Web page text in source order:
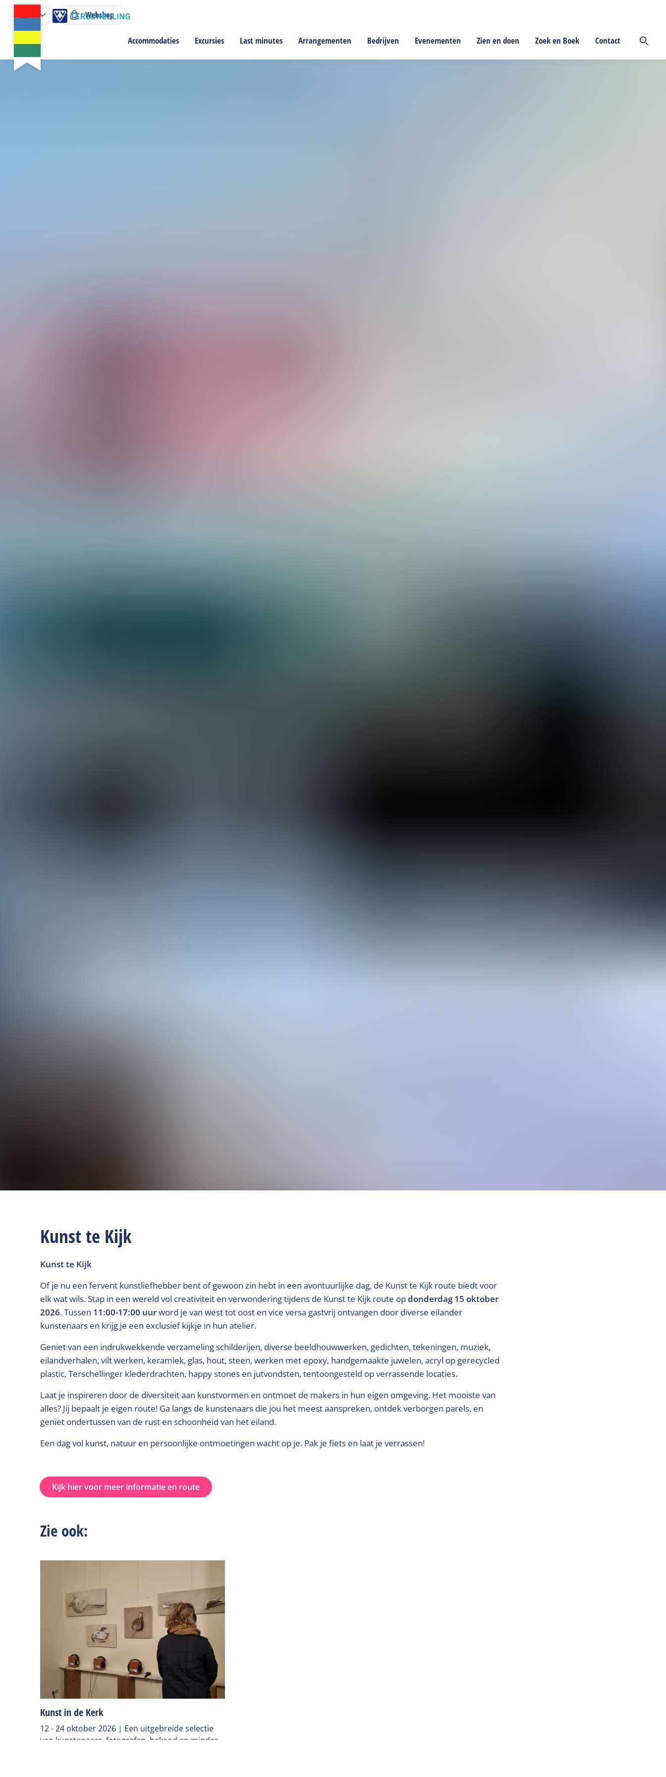
Accommodaties Excursies Last minutes Arrangementen Bedrijven Evenementen Zien en doen Zoek en Boek Contact
Webshop
Kunst te Kijk
Kunst te Kijk
Of je nu een fervent kunstliefhebber bent of gewoon zin hebt in een avontuurlijke dag, de Kunst te Kijk route biedt voor
elk wat wils. Stap in een wereld vol creativiteit en verwondering tijdens de Kunst te Kijk route opdonderdag 15 oktober
2026. Tussen 11:00-17:00 uurword je van west tot oost en vice versa gastvrij ontvangen door diverse eilander
kunstenaars en krijg je een exclusief kijkje in hun atelier.
Geniet van een indrukwekkende verzameling schilderijen, diverse beeldhouwwerken, gedichten, tekeningen, muziek,
eilandverhalen, vilt werken, keramiek, glas, hout, steen, werken met epoxy, handgemaakte juwelen, acryl op gerecycled
plastic, Terschellinger klederdrachten, happy stones en jutvondsten, tentoongesteld op verrassende locaties.
Laat je inspireren door de diversiteit aan kunstvormen en ontmoet de makers in hun eigen omgeving. Het mooiste van
alles? Jij bepaalt je eigen route! Ga langs de kunstenaars die jou het meest aanspreken, ontdek verborgen parels, en
geniet ondertussen van de rust en schoonheid van het eiland.
Een dag vol kunst, natuur en persoonlijke ontmoetingen wacht op je. Pak je fiets en laat je verrassen!
Kijk hier voor meer informatie en route
Zie ook:
Kunst in de Kerk
12 - 24 oktober 2026 | Een uitgebreide selectie
van kunstenaars, fotografen, bekend en minder